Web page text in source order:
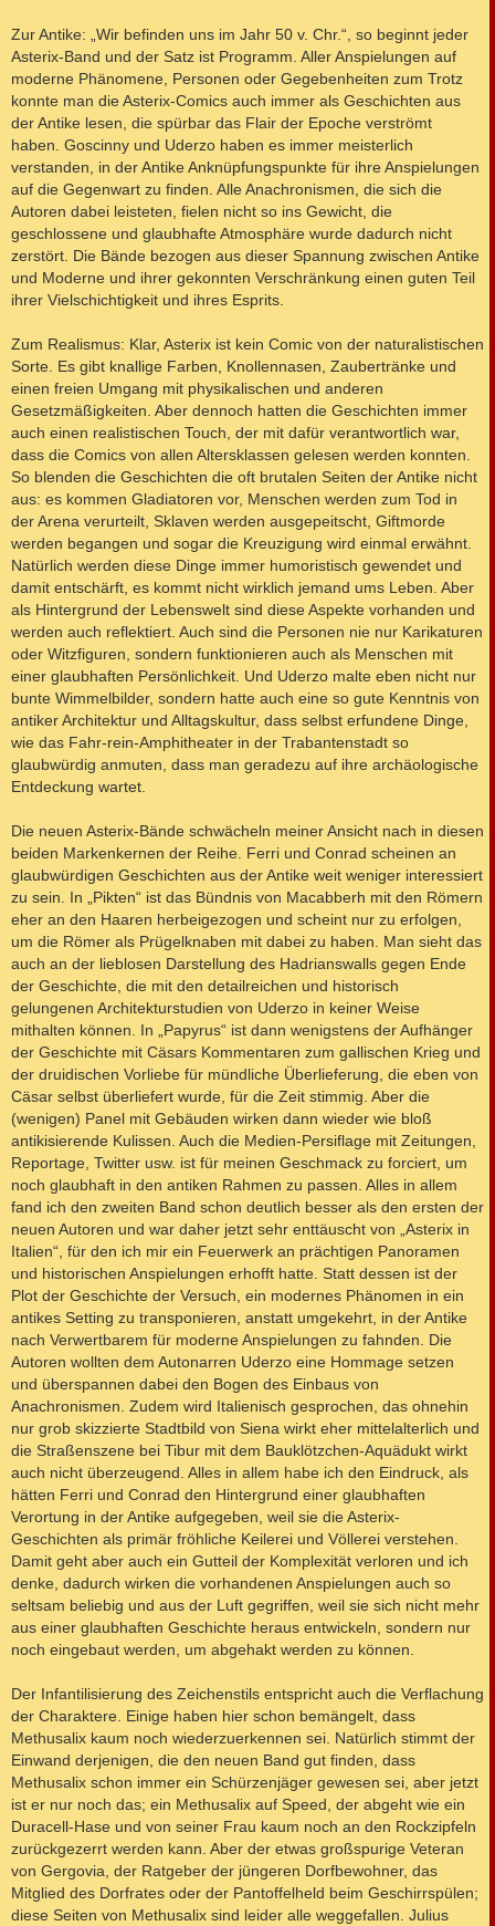
Zur Antike: „Wir befinden uns im Jahr 50 v. Chr.“, so beginnt jeder
Asterix-Band und der Satz ist Programm. Aller Anspielungen auf
moderne Phänomene, Personen oder Gegebenheiten zum Trotz
konnte man die Asterix-Comics auch immer als Geschichten aus
der Antike lesen, die spürbar das Flair der Epoche verströmt
haben. Goscinny und Uderzo haben es immer meisterlich
verstanden, in der Antike Anknüpfungspunkte für ihre Anspielungen
auf die Gegenwart zu finden. Alle Anachronismen, die sich die
Autoren dabei leisteten, fielen nicht so ins Gewicht, die
geschlossene und glaubhafte Atmosphäre wurde dadurch nicht
zerstört. Die Bände bezogen aus dieser Spannung zwischen Antike
und Moderne und ihrer gekonnten Verschränkung einen guten Teil
ihrer Vielschichtigkeit und ihres Esprits.
Zum Realismus: Klar, Asterix ist kein Comic von der naturalistischen
Sorte. Es gibt knallige Farben, Knollennasen, Zaubertränke und
einen freien Umgang mit physikalischen und anderen
Gesetzmäßigkeiten. Aber dennoch hatten die Geschichten immer
auch einen realistischen Touch, der mit dafür verantwortlich war,
dass die Comics von allen Altersklassen gelesen werden konnten.
So blenden die Geschichten die oft brutalen Seiten der Antike nicht
aus: es kommen Gladiatoren vor, Menschen werden zum Tod in
der Arena verurteilt, Sklaven werden ausgepeitscht, Giftmorde
werden begangen und sogar die Kreuzigung wird einmal erwähnt.
Natürlich werden diese Dinge immer humoristisch gewendet und
damit entschärft, es kommt nicht wirklich jemand ums Leben. Aber
als Hintergrund der Lebenswelt sind diese Aspekte vorhanden und
werden auch reflektiert. Auch sind die Personen nie nur Karikaturen
oder Witzfiguren, sondern funktionieren auch als Menschen mit
einer glaubhaften Persönlichkeit. Und Uderzo malte eben nicht nur
bunte Wimmelbilder, sondern hatte auch eine so gute Kenntnis von
antiker Architektur und Alltagskultur, dass selbst erfundene Dinge,
wie das Fahr-rein-Amphitheater in der Trabantenstadt so
glaubwürdig anmuten, dass man geradezu auf ihre archäologische
Entdeckung wartet.
Die neuen Asterix-Bände schwächeln meiner Ansicht nach in diesen
beiden Markenkernen der Reihe. Ferri und Conrad scheinen an
glaubwürdigen Geschichten aus der Antike weit weniger interessiert
zu sein. In „Pikten“ ist das Bündnis von Macabberh mit den Römern
eher an den Haaren herbeigezogen und scheint nur zu erfolgen,
um die Römer als Prügelknaben mit dabei zu haben. Man sieht das
auch an der lieblosen Darstellung des Hadrianswalls gegen Ende
der Geschichte, die mit den detailreichen und historisch
gelungenen Architekturstudien von Uderzo in keiner Weise
mithalten können. In „Papyrus“ ist dann wenigstens der Aufhänger
der Geschichte mit Cäsars Kommentaren zum gallischen Krieg und
der druidischen Vorliebe für mündliche Überlieferung, die eben von
Cäsar selbst überliefert wurde, für die Zeit stimmig. Aber die
(wenigen) Panel mit Gebäuden wirken dann wieder wie bloß
antikisierende Kulissen. Auch die Medien-Persiflage mit Zeitungen,
Reportage, Twitter usw. ist für meinen Geschmack zu forciert, um
noch glaubhaft in den antiken Rahmen zu passen. Alles in allem
fand ich den zweiten Band schon deutlich besser als den ersten der
neuen Autoren und war daher jetzt sehr enttäuscht von „Asterix in
Italien“, für den ich mir ein Feuerwerk an prächtigen Panoramen
und historischen Anspielungen erhofft hatte. Statt dessen ist der
Plot der Geschichte der Versuch, ein modernes Phänomen in ein
antikes Setting zu transponieren, anstatt umgekehrt, in der Antike
nach Verwertbarem für moderne Anspielungen zu fahnden. Die
Autoren wollten dem Autonarren Uderzo eine Hommage setzen
und überspannen dabei den Bogen des Einbaus von
Anachronismen. Zudem wird Italienisch gesprochen, das ohnehin
nur grob skizzierte Stadtbild von Siena wirkt eher mittelalterlich und
die Straßenszene bei Tibur mit dem Bauklötzchen-Aquädukt wirkt
auch nicht überzeugend. Alles in allem habe ich den Eindruck, als
hätten Ferri und Conrad den Hintergrund einer glaubhaften
Verortung in der Antike aufgegeben, weil sie die Asterix-
Geschichten als primär fröhliche Keilerei und Völlerei verstehen.
Damit geht aber auch ein Gutteil der Komplexität verloren und ich
denke, dadurch wirken die vorhandenen Anspielungen auch so
seltsam beliebig und aus der Luft gegriffen, weil sie sich nicht mehr
aus einer glaubhaften Geschichte heraus entwickeln, sondern nur
noch eingebaut werden, um abgehakt werden zu können.
Der Infantilisierung des Zeichenstils entspricht auch die Verflachung
der Charaktere. Einige haben hier schon bemängelt, dass
Methusalix kaum noch wiederzuerkennen sei. Natürlich stimmt der
Einwand derjenigen, die den neuen Band gut finden, dass
Methusalix schon immer ein Schürzenjäger gewesen sei, aber jetzt
ist er nur noch das; ein Methusalix auf Speed, der abgeht wie ein
Duracell-Hase und von seiner Frau kaum noch an den Rockzipfeln
zurückgezerrt werden kann. Aber der etwas großspurige Veteran
von Gergovia, der Ratgeber der jüngeren Dorfbewohner, das
Mitglied des Dorfrates oder der Pantoffelheld beim Geschirrspülen;
diese Seiten von Methusalix sind leider alle weggefallen. Julius